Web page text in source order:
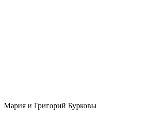
Мария и Григорий Бурковы